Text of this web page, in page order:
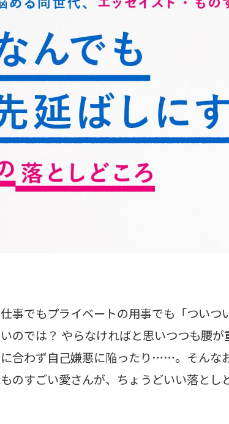
仕事でもプライベートの用事でも「つい
いのでは？ やらなければと思いつつも腰
に合わず自己嫌悪に陥ったり……。そんな
ものすごい愛さんが、ちょうどいい落とし